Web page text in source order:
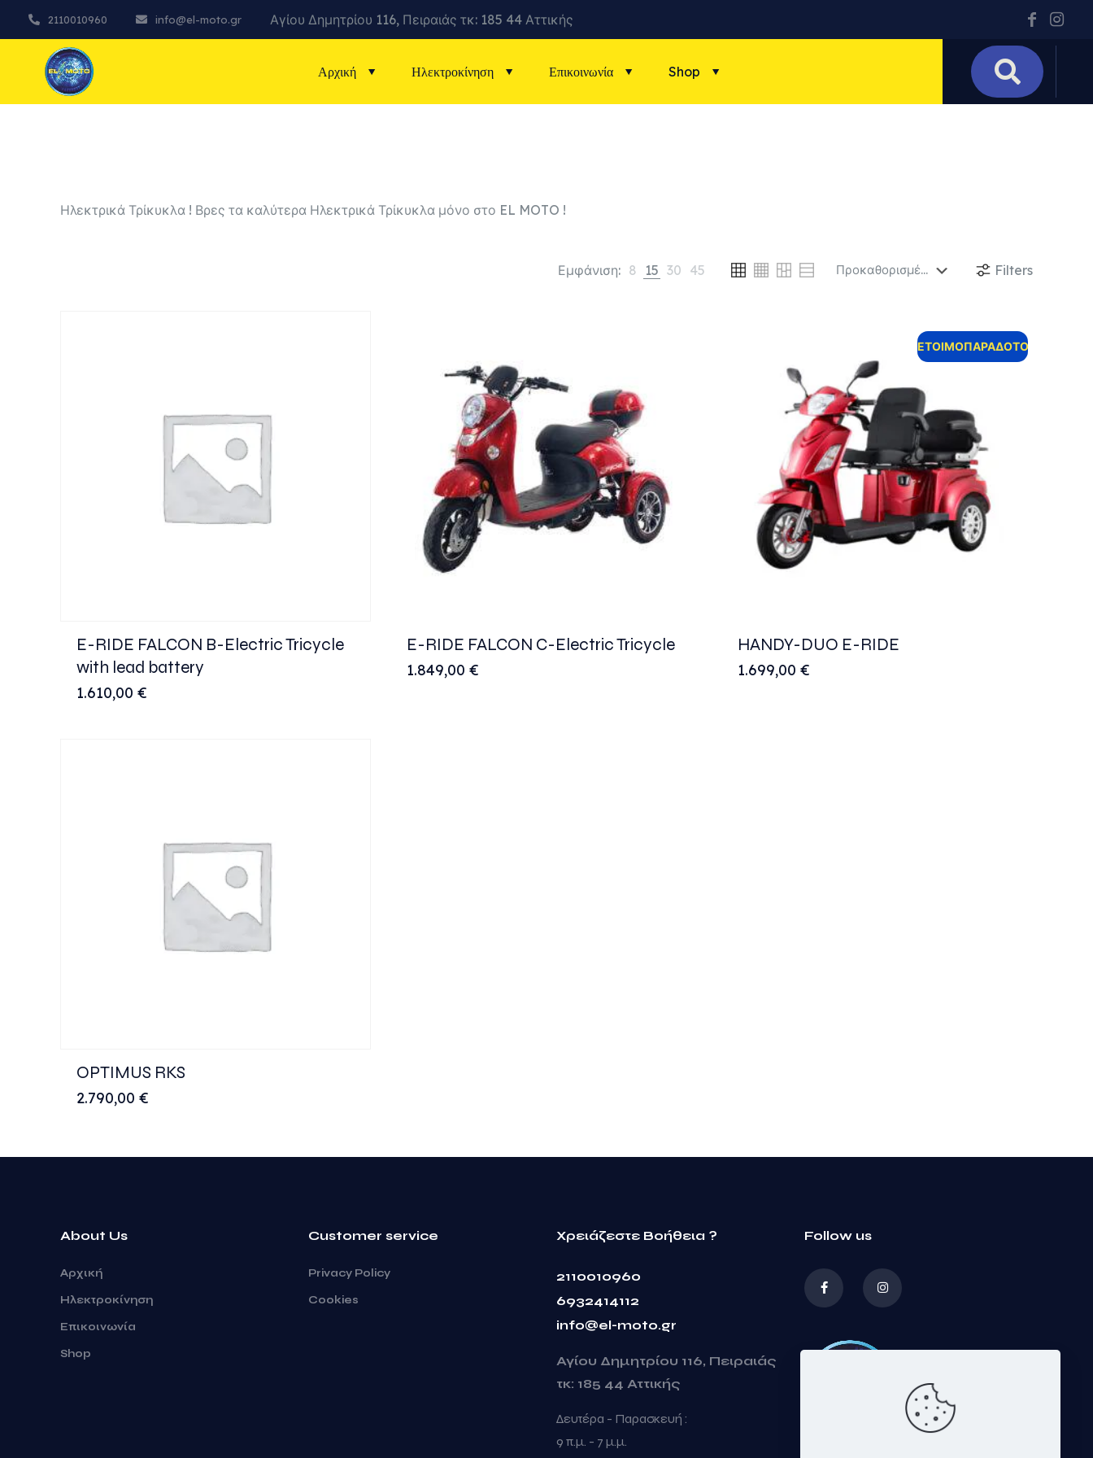
2110010960 info@el-moto.gr Αγίου Δημητρίου 116, Πειραιάς τκ: 185 44 Αττικής
Αρχική Ηλεκτροκίνηση Επικοινωνία Shop
Ηλεκτρικά Τρίκυκλα ! Βρες τα καλύτερα Ηλεκτρικά Τρίκυκλα μόνο στο EL MOTO !
Εμφάνιση: 8 15 30 45 Filters
E-RIDE FALCON B-Electric Tricycle
with lead battery
1.610,00€
E-RIDE FALCON C-Electric Tricycle
1.849,00€
ΕΤΟΙΜΟΠΑΡΑΔΟΤΟ
HANDY-DUO E-RIDE
1.699,00 €
OPTIMUS RKS
2.790,00€
About Us
Αρχική
Ηλεκτροκίνηση
Επικοινωνία
Shop
Customer service
Privacy Policy
Cookies
Χρειάζεστε Βοήθεια ?
2110010960
6932414112
info@el-moto.gr
Αγίου Δημητρίου 116, Πειραιάς
τκ: 185 44 Αττικής
Δευτέρα - Παρασκευή :
9 π.μ. - 7 μ.μ.
Follow us